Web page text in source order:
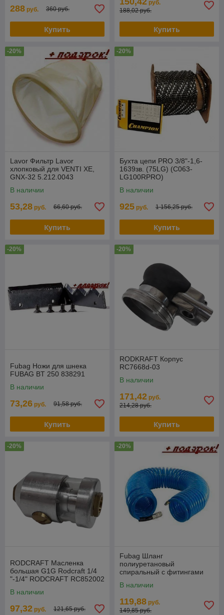
288 руб. 360 руб.
Купить
руб.
188,02 руб.
Купить
-20%
Lavor Фильтр Lavor
хлопковый для VENTI XE,
GNX-32 5.212.0043
В наличии
53,28 руб. 66,60 руб.
Купить
-20%
Бухта цепи PRO 3/8"-1,6-
1639зв. (75LG) (C063-
LG100RPRO)
В наличии
925 руб. 1 156,25 руб.
Купить
-20%
Fubag Ножи для шнека
FUBAG BT 250 838291
В наличии
73,26 руб. 91,58 руб.
Купить
-20%
RODKRAFT Корпус
RC7668d-03
В наличии
171,42 руб.
214,28 руб.
Купить
-20%
RODCRAFT Масленка
большая G1G Rodcraft 1/4
"-1/4" RODCRAFT RC852002
В наличии
97,32 руб. 121,65 руб.
-20%
Fubag Шланг
полиуретановый
спиральный с фитингами
В наличии
119,88 руб.
149,85 руб.